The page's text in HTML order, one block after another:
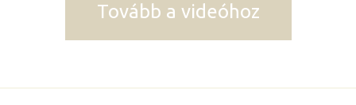
Tovább a videóhoz